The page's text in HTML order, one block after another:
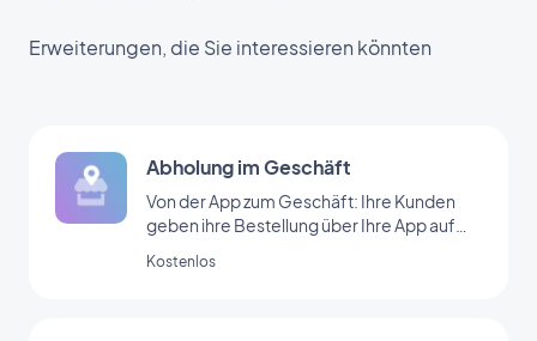
Erweiterungen, die Sie interessieren könnten
Abholung im Geschäft
Von der App zum Geschäft: Ihre Kunden
geben ihre Bestellung über Ihre App auf
abzuholen.
Kostenlos